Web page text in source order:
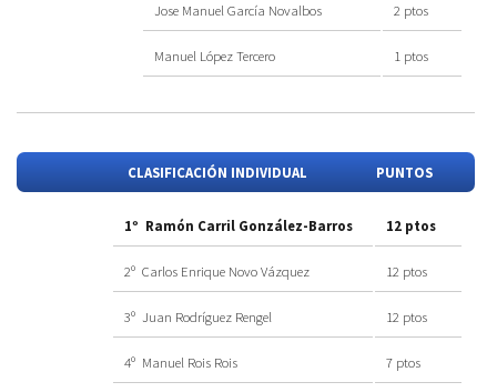
Jose Manuel García Novalbos 2 ptos
Manuel López Tercero 1 ptos
CLASIFICACIÓN INDIVIDUAL PUNTOS
1º Ramón Carril González-Barros 12 ptos
2º Carlos Enrique Novo Vázquez 12 ptos
3º Juan Rodríguez Rengel 12 ptos
4º Manuel Rois Rois 7 ptos